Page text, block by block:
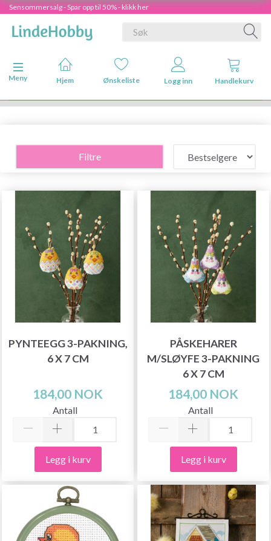
Sensommersalg - Spar opp til 50% - klikk her
Veksle navigasjon
Meny
Hjem Ønskeliste Logg inn Handlekurv
Filtre
PYNTEEGG 3-PAKNING,
6 X 7 CM
184,00 NOK
Antall
Legg i kurv
PÅSKEHARER
M/SLØYFE 3-PAKNING
6 X 7 CM
184,00 NOK
Antall
Legg i kurv